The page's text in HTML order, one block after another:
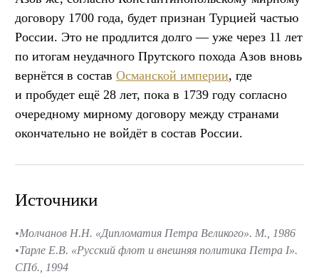
договору 1700 года, будет признан Турцией частью
России. Это не продлится долго — уже через 11 лет
по итогам неудачного Прутского похода Азов вновь
вернётся в состав Османской империи, где
и пробудет ещё 28 лет, пока в 1739 году согласно
очередному мирному договору между странами
окончательно не войдёт в состав России.
Источники
Молчанов Н.Н. «Дипломатия Петра Великого». М., 1986
Тарле Е.В. «Русский флот и внешняя политика Петра I».
СПб., 1994